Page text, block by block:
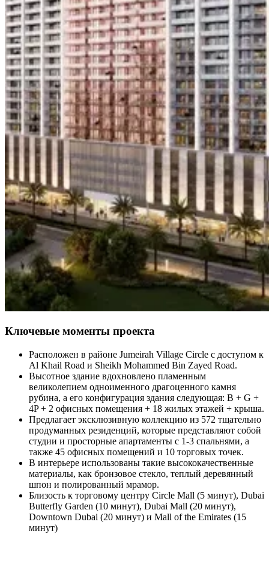
Ключевые моменты проекта
Расположен в районе Jumeirah Village Circle с доступом к
Al Khail Road и Sheikh Mohammed Bin Zayed Road.
Высотное здание вдохновлено пламенным
великолепием одноименного драгоценного камня
рубина, а его конфигурация здания следующая: B + G +
4P + 2 офисных помещения + 18 жилых этажей + крыша.
Предлагает эксклюзивную коллекцию из 572 тщательно
продуманных резиденций, которые представляют собой
студии и просторные апартаменты с 1-3 спальнями, а
также 45 офисных помещений и 10 торговых точек.
В интерьере использованы такие высококачественные
материалы, как бронзовое стекло, теплый деревянный
шпон и полированный мрамор.
Близость к торговому центру Circle Mall (5 минут), Dubai
Butterfly Garden (10 минут), Dubai Mall (20 минут),
Downtown Dubai (20 минут) и Mall of the Emirates (15
минут)